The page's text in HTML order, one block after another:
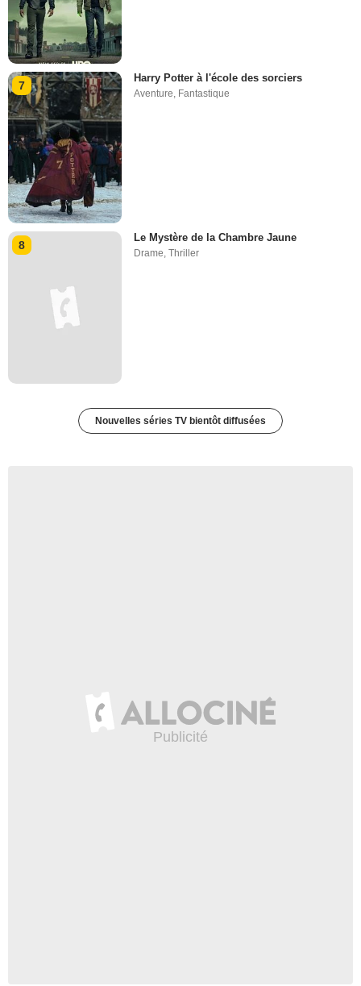
7
Harry Potter à l'école des sorciers
Aventure, Fantastique
8
Le Mystère de la Chambre Jaune
Drame,Thriller
Nouvelles séries TV bientôt diffusées